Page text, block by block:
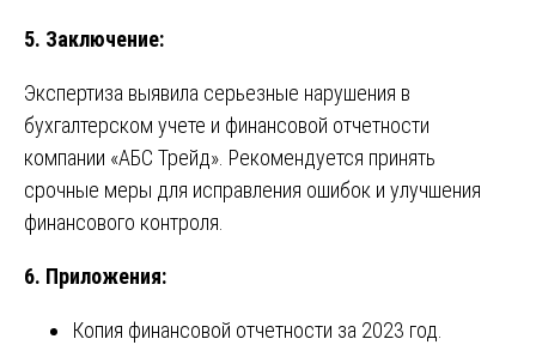
5. Заключение:
Экспертиза выявила серьезные нарушения в
бухгалтерском учете и финансовой отчетности
компании «АБС Трейд». Рекомендуется принять
срочные меры для исправления ошибок и улучшения
финансового контроля.
6. Приложения:
Копия финансовой отчетности за 2023 год.